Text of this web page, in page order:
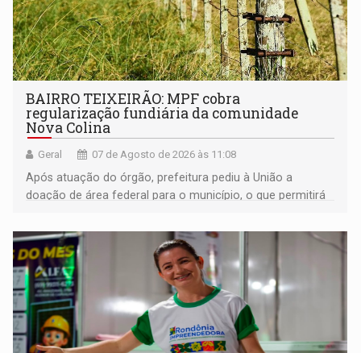
BAIRRO TEIXEIRÃO: MPF cobra
regularização fundiária da comunidade
Nova Colina
Geral 07 de Agosto de 2026 às 11:08
Após atuação do órgão, prefeitura pediu à União a
doação de área federal para o município, o que permitirá